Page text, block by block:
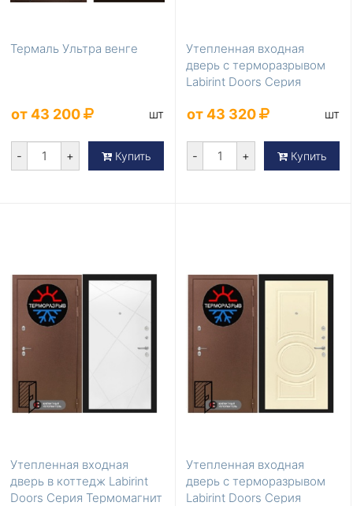
Термаль Ультра венге
от 43 200 шт
- + Купить
Утепленная входная
дверь с терморазрывом
Labirint Doors Серия
от 43 320 шт
- + Купить
Утепленная входная
дверь в коттедж Labirint
Doors Серия Термомагнит
Утепленная входная
дверь с терморазрывом
Labirint Doors Серия